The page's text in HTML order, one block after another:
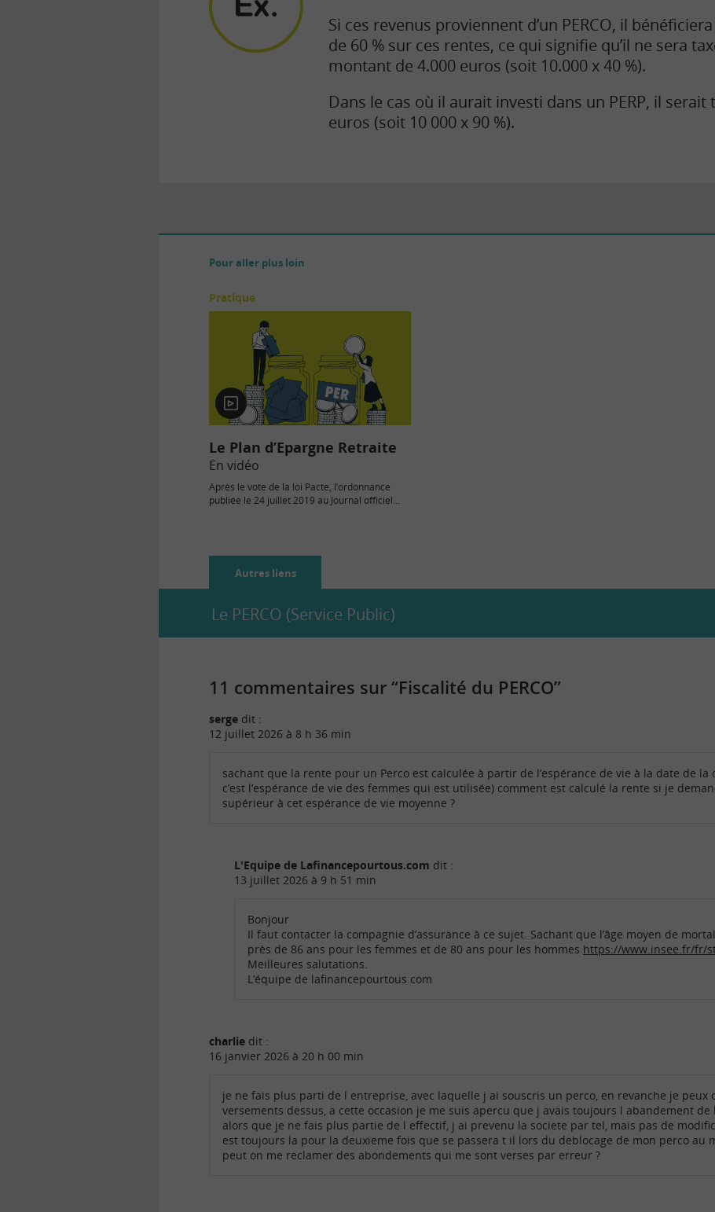
Si ces revenus proviennent d’un PERCO, il
de 60 % sur ces rentes, ce qui signifie qu’il ne sera
montant de 4.000 euros (soit 10.000 x 40 %).
Dans le cas où il aurait investi dans un PERP, il serait
euros (soit 10 000 x 90 %).
Pour aller plus loin
Pratique
En
vidéo
Le Plan d’Epargne Retraite
En vidéo
Après le vote de la loi Pacte, l’ordonnance
publiée le 24 juillet 2019 au Journal officiel
Autres liens
Le PERCO (Service Public)
11 commentaires sur “Fiscalité du PERCO”
serge dit :
12 juillet 2026 à 8 h 36 min
sachant que la rente pour un Perco est calculée à partir de l’espérance de vie à la date de
c’est l’espérance de vie des femmes qui est utilisée) comment est calculé la rente si je
supérieur à cet espérance de vie moyenne ?
L'Equipe de Lafinancepourtous.com dit :
13 juillet 2026 à 9 h 51 min
Bonjour
Il faut contacter la compagnie d’assurance à ce sujet. Sachant que l’âge moyen de
près de 86 ans pour les femmes et de 80 ans pour les hommes https://www.insee.fr/fr/
Meilleures salutations.
L’équipe de lafinancepourtous.com
charlie dit :
16 janvier 2026 à 20 h 00 min
je ne fais plus parti de l entreprise, avec laquelle j ai souscris un perco, en revanche je peux
versements dessus, a cette occasion je me suis apercu que j avais toujours l abandement
alors que je ne fais plus partie de l effectif, j ai prevenu la societe par tel, mais pas de
est toujours la pour la deuxieme fois que se passera t il lors du deblocage de mon perco au
peut on me reclamer des abondements qui me sont verses par erreur ?